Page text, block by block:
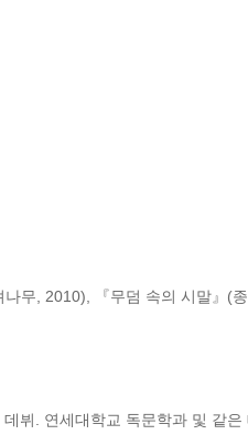
무, 2010), 『무덤 속의 시말』(
뷔. 연세대학교 독문학과 및 같